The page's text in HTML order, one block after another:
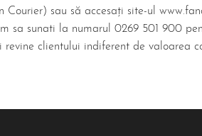
sau să accesați site-ul
sa sunati la numarul 0269 501 900
clientului indiferent de valoarea